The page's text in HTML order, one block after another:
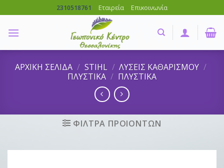
to
content
2310518761 Εταιρεία Επικοινωνία
ΑΡΧΙΚΗ ΣΕΛΙΔΑ / STIHL / ΛΥΣΕΙΣ ΚΑΘΑΡΙΣΜΟΥ /
ΠΛΥΣΤΙΚΑ / ΠΛΥΣΤΙΚΑ
ΦΙΛΤΡΑ ΠΡΟΙΟΝΤΩΝ